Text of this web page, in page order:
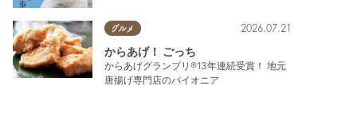
グルメ 2026.07.21
からあげ！ ごっち
からあげグランプリ®13年連続受賞！ 地元
唐揚げ専門店のパイオニア